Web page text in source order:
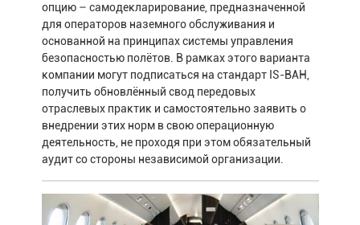
опцию – самодекларирование, предназначенной
для операторов наземного обслуживания и
основанной на принципах системы управления
безопасностью полётов. В рамках этого варианта
компании могут подписаться на стандарт IS-BAH,
получить обновлённый свод передовых
отраслевых практик и самостоятельно заявить о
внедрении этих норм в свою операционную
деятельность, не проходя при этом обязательный
аудит со стороны независимой организации.